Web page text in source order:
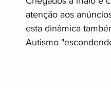
Recursos e Suporte para
Autismo e Condições
atenção aos
esta dinâmica
Autismo